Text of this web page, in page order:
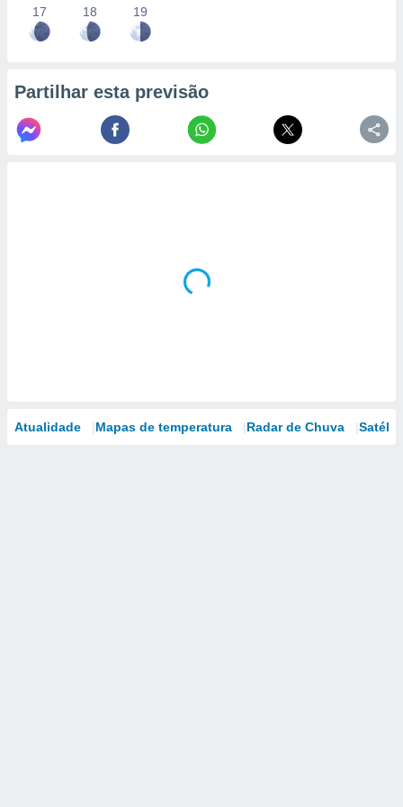
17 18 19
Partilhar esta previsão
Atualidade Mapas de temperatura Radar de Chuva